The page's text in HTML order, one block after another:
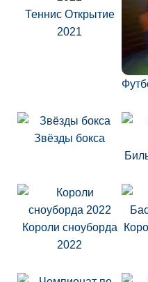
Теннис Открытие
2021
Звёзды бокса
Короли сноуборда
2022